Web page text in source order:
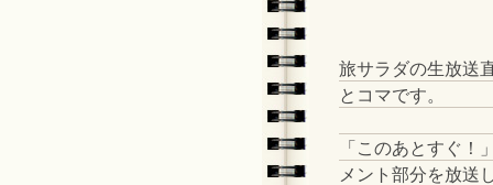
旅サラダの生放送
とコマです。
「このあとすぐ！
メント部分を放送